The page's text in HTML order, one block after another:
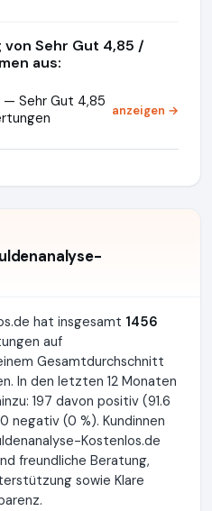
Sehr Gut 4,85 /
aus:
— Sehr Gut 4,85 anzeigen →
hat insgesamt 1456
auf
Gesamtdurchschnitt
In den letzten 12 Monaten
197 davon positiv (91.6
negativ (0 %). Kundinnen
Kostenlos.de
freundliche Beratung,
sowie Klare